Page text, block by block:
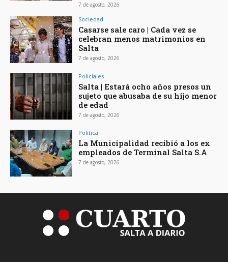
7 de agosto, 2026
Sociedad
Casarse sale caro | Cada vez se
celebran menos matrimonios en
Salta
7 de agosto, 2026
Policiales
Salta | Estará ocho años presos un
sujeto que abusaba de su hijo menor
de edad
7 de agosto, 2026
Política
La Municipalidad recibió a los ex
empleados de Terminal Salta S.A
7 de agosto, 2026